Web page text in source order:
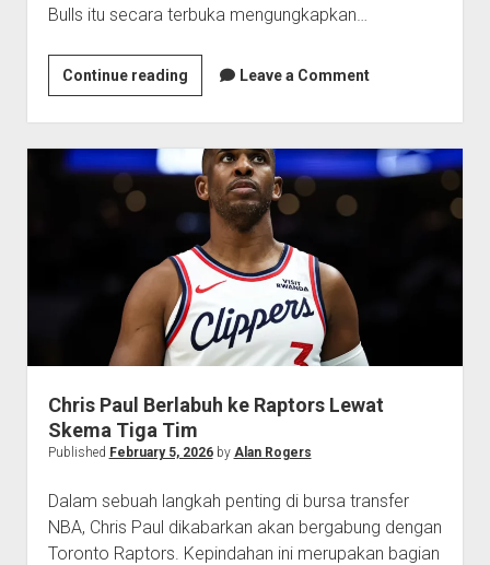
Bulls itu secara terbuka mengungkapkan…
Continue readingMatas
Buzelis
Berharap
Billy
Donovan
Tetap
Latih
Bulls
Leave a Comment
Chris Paul Berlabuh ke Raptors Lewat
Skema Tiga Tim
Published February 5, 2026by Alan Rogers
Dalam sebuah langkah penting di bursa transfer
NBA, Chris Paul dikabarkan akan bergabung dengan
Toronto Raptors. Kepindahan ini merupakan bagian